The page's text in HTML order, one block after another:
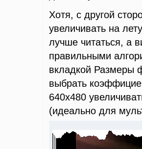
Хотя, с другой
увеличивать на
лучше читаться, а
правильными
вкладкой Размеры
выбрать
640x480
(идеально для